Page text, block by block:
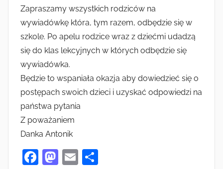
Zapraszamy wszystkich rodziców na
wywiadówkę która, tym razem, odbędzie się w
szkole. Po apelu rodzice wraz z dziećmi udadzą
się do klas lekcyjnych w których odbędzie się
wywiadówka.
Będzie to wspaniała okazja aby dowiedzieć się o
postępach swoich dzieci i uzyskać odpowiedzi na
państwa pytania
Z poważaniem
Danka Antonik
F
M E